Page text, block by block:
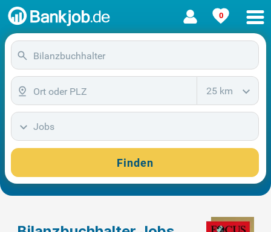
0
25 km
Jobs
Finden